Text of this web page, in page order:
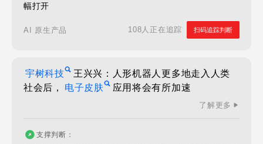
幅打开
AI 原生产品 108人正在追踪 扫码追踪判断
宇树科技
王兴兴：人形机器人更多地走入人类
社会后，
电子皮肤 应用将会有所加速
了解更多
支撑判断：